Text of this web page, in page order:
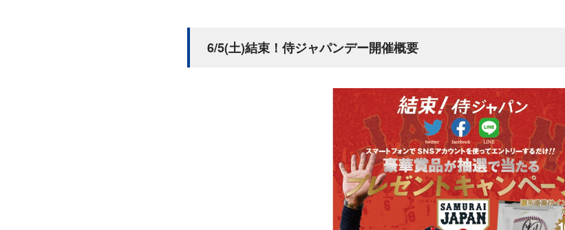
6/5(土)結束！侍ジャパンデー開催概要